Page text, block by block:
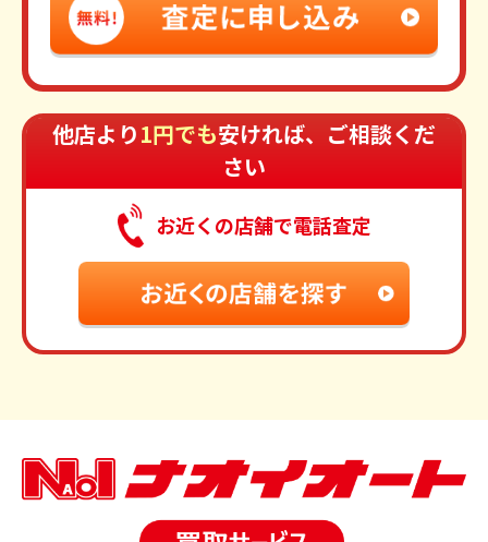
他店より1円でも安ければ、ご相談くだ
さい
お近くの店舗で電話査定